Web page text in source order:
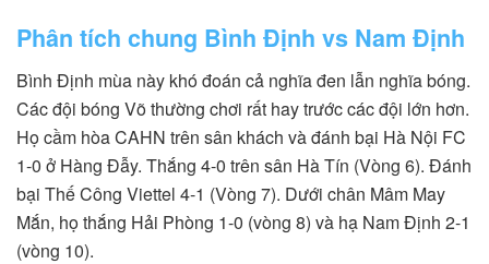
Phân tích chung Bình Định vs Nam Định
Bình Định mùa này khó đoán cả nghĩa đen lẫn nghĩa bóng.
Các đội bóng Võ thường chơi rất hay trước các đội lớn hơn.
Họ cầm hòa CAHN trên sân khách và đánh bại Hà Nội FC
1-0 ở Hàng Đẫy. Thắng 4-0 trên sân Hà Tín (Vòng 6). Đánh
bại Thế Công Viettel 4-1 (Vòng 7). Dưới chân Mâm May
Mắn, họ thắng Hải Phòng 1-0 (vòng 8) và hạ Nam Định 2-1
(vòng 10).